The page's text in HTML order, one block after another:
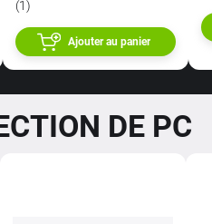
(1)
Ajouter au panier
DE PC